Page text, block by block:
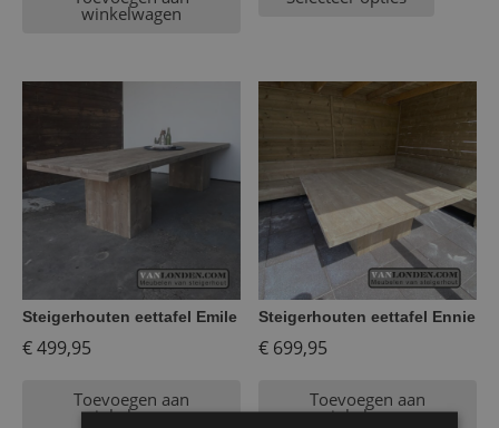
winkelwagen
Steigerhouten eettafel Emile
€499,95
Toevoegen aan
winkelwagen
Steigerhouten eettafel Ennie
€ 699,95
Toevoegen aan
winkelwagen